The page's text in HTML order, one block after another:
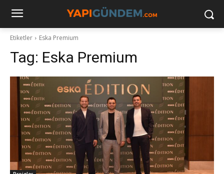
Etiketler Eska Premium
Tag: Eska Premium